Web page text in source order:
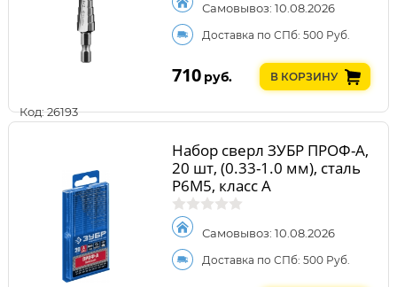
Код: 26193
Самовывоз: 10.08.2026
Доставка по СПб: 500 Руб.
710 руб. В КОРЗИНУ
Набор сверл ЗУБР ПРОФ-А,
20 шт, (0.33-1.0 мм), сталь
Р6М5, класс А
Самовывоз: 10.08.2026
Доставка по СПб: 500 Руб.